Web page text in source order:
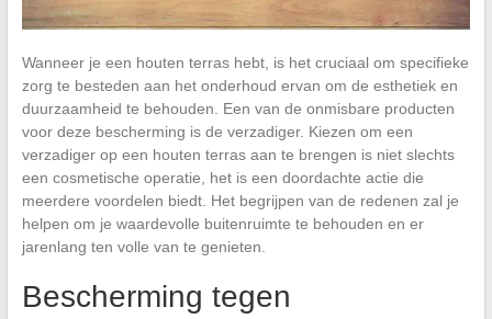
Wanneer je een houten terras hebt, is het cruciaal om specifieke
zorg te besteden aan het onderhoud ervan om de esthetiek en
duurzaamheid te behouden. Een van de onmisbare producten
voor deze bescherming is de verzadiger. Kiezen om een
verzadiger op een houten terras aan te brengen is niet slechts
een cosmetische operatie, het is een doordachte actie die
meerdere voordelen biedt. Het begrijpen van de redenen zal je
helpen om je waardevolle buitenruimte te behouden en er
jarenlang ten volle van te genieten.
Bescherming tegen